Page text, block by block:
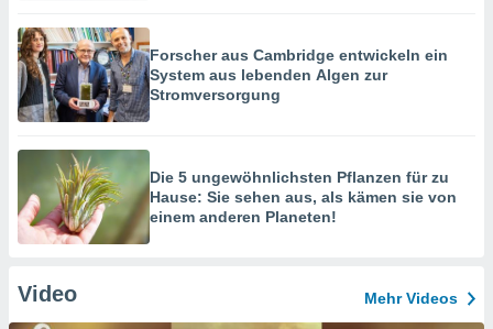
Forscher aus Cambridge entwickeln ein
System aus lebenden Algen zur
Stromversorgung
Die 5 ungewöhnlichsten Pflanzen für zu
Hause: Sie sehen aus, als kämen sie von
einem anderen Planeten!
Video Mehr Videos